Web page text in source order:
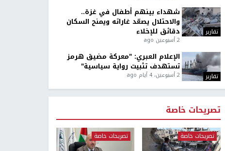
تقارير
شهداء بينهم أطفال في غزة..
والاحتلال يصعّد غاراته ويمنح السكان
دقائق للإخلاء
2 أسبوعين ago
تقارير
الإعلام العبري: "معركة مضيق هرمز
تستهدف تثبيت رواية سياسية"
2 أسبوعين، 4 أيام ago
تصريحات خاصة
تصريحات خاصة تصريحات خاصة